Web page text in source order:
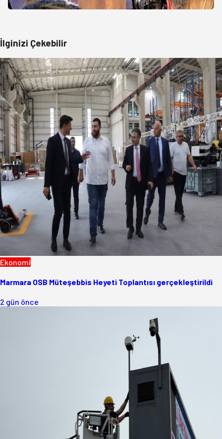
İlginizi Çekebilir
Ekonomi
Marmara OSB Müteşebbis Heyeti Toplantısı gerçekleştirildi
2 gün önce